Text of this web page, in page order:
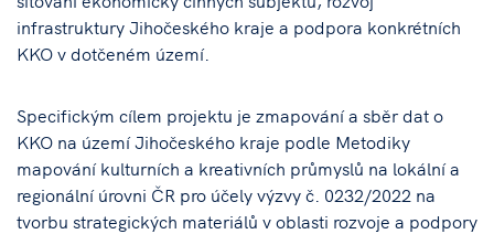
infrastruktury Jihočeského kraje a podpora konkrétních
KKO v dotčeném území.
Specifickým cílem projektu je zmapování a sběr dat o
KKO na území Jihočeského kraje podle Metodiky
mapování kulturních a kreativních průmyslů na lokální a
regionální úrovni ČR pro účely výzvy č. 0232/2022 na
tvorbu strategických materiálů v oblasti rozvoje a podpory